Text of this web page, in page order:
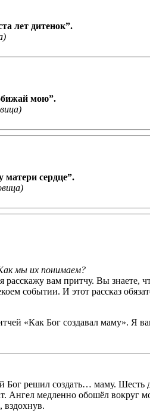
лет дитенок”.
мою”.
матери сердце”.
мы их понимаем?
расскажу вам притчу. Вы знаете,
событии. И этот рассказ
«Как Бог создавал маму». Я
решил создать… маму. Шесть
Ангел медленно обошёл вокруг
вздохнув.